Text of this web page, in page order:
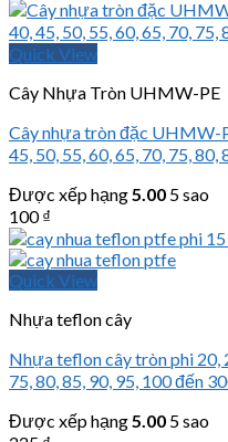
Quick View
Cây Nhựa Tròn UHMW-PE
Cây nhựa tròn đặc UHMW-
45, 50, 55, 60, 65, 70, 75, 80,
Được xếp hạng5.00 5 sao
100₫
Quick View
Nhựa teflon cây
Nhựa teflon cây tròn phi 20,
75, 80, 85, 90, 95, 100 đến
Được xếp hạng5.00 5 sao